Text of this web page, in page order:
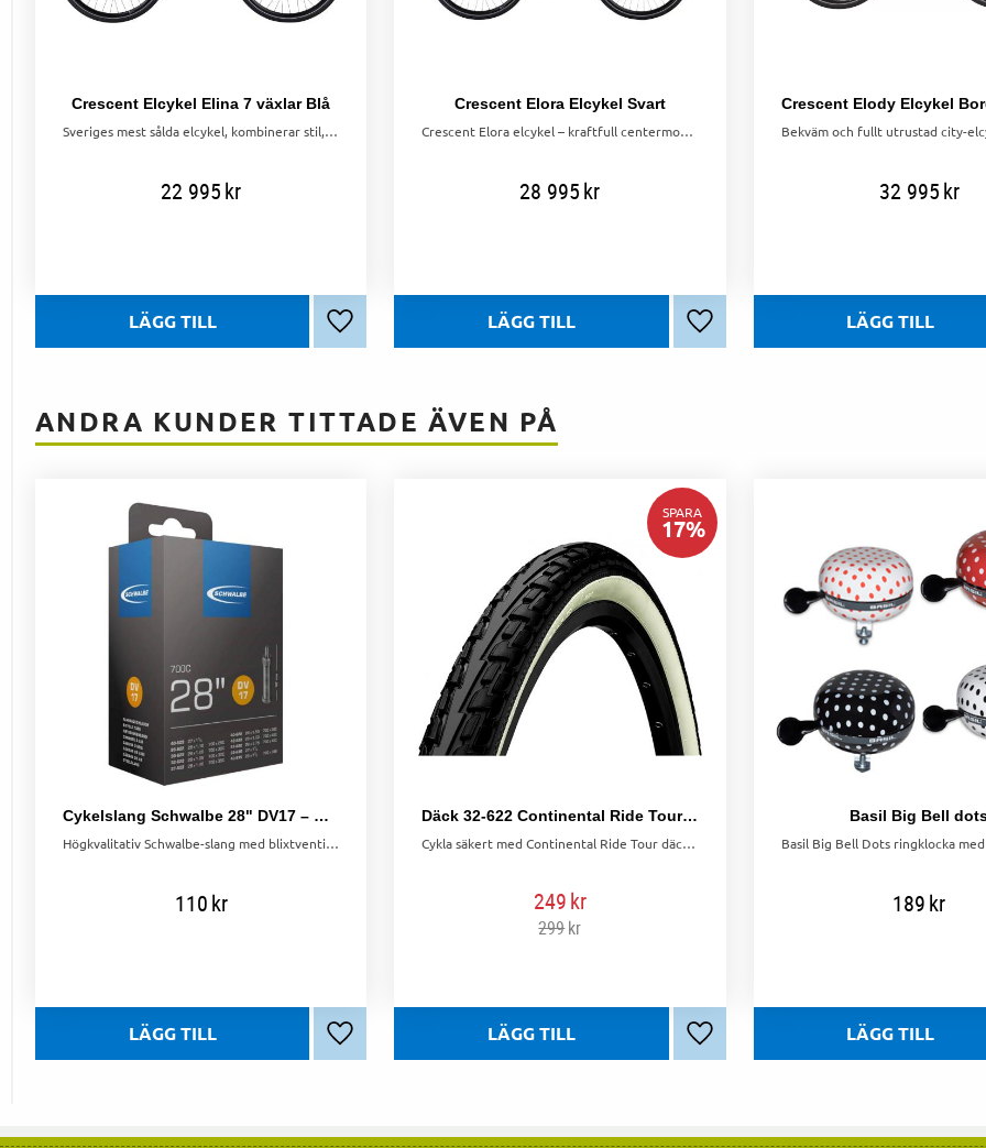
Crescent Elcykel Elina 7 växlar Blå
Sveriges mest sålda elcykel, kombinerar stil, komfort och kraft. Med EGOING-system, 7 växlar och en praktisk design är den perfekt för vardagscykling
22 995kr
Lägg till i favoriter
Crescent Elora Elcykel Svart
Crescent Elora elcykel – kraftfull centermotor, 7 växlar och lågt insteg. Perfekt för vardagen med pakethållarbatteri och smarta lastmöjligheter.
28 995kr
Lägg till i favoriter
32 995kr
ANDRA KUNDER TITTADE ÄVEN PÅ
Cykelslang Schwalbe 28" DV17 – Blixtventil 28/47-622/635
Högkvalitativ Schwalbe-slang med blixtventil. Storlek: 28/47-622/635. Behåller luft längre än vanliga slangar.
110kr
Lägg till i favoriter
Däck 32-622 Continental Ride Tour Svart/vit
Cykla säkert med Continental Ride Tour däck! Punkteringsskydd, bra väggrepp och godkända för el-cyklar. Perfekt för både asfalt och grusvägar.
249kr
299kr
SPARA
17%
Lägg till i favoriter
Basil Big Bell
189kr